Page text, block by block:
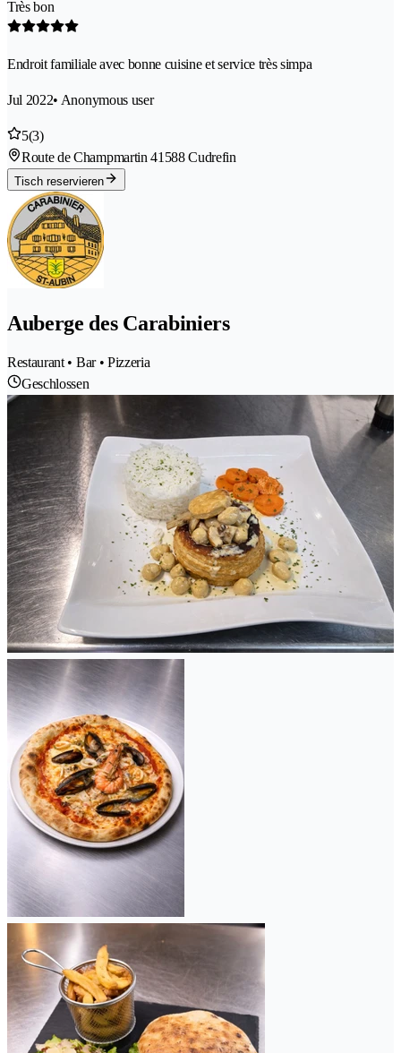
Très bon
Endroit familiale avec bonne cuisine et service très simpa
Jul 2022• Anonymous user
5(3)
Route de Champmartin 41588 Cudrefin
Tisch reservieren
Auberge des Carabiniers
Restaurant • Bar • Pizzeria
Geschlossen